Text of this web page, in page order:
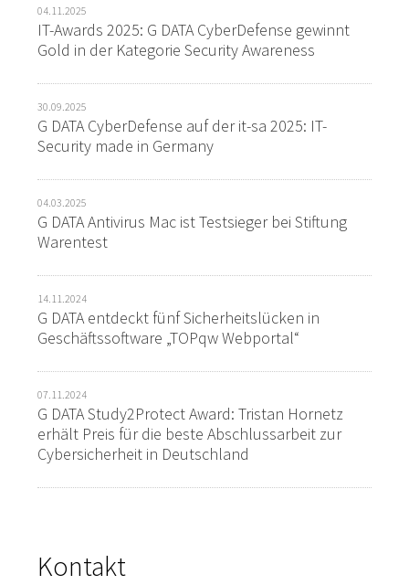
04.11.2025
IT-Awards 2025: G DATA CyberDefense gewinnt
Gold in der Kategorie Security Awareness
30.09.2025
G DATA CyberDefense auf der it-sa 2025: IT-
Security made in Germany
04.03.2025
G DATA Antivirus Mac ist Testsieger bei Stiftung
Warentest
14.11.2024
G DATA entdeckt fünf Sicherheitslücken in
Geschäftssoftware „TOPqw Webportal“
07.11.2024
G DATA Study2Protect Award: Tristan Hornetz
erhält Preis für die beste Abschlussarbeit zur
Cybersicherheit in Deutschland
Kontakt